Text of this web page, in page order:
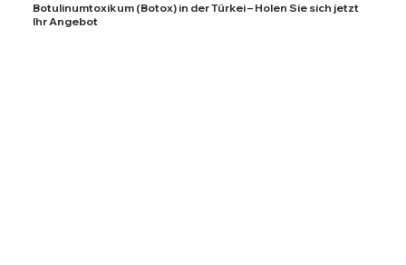
Botulinumtoxikum (Botox) in der Türkei – Holen Sie sich jetzt
Ihr Angebot